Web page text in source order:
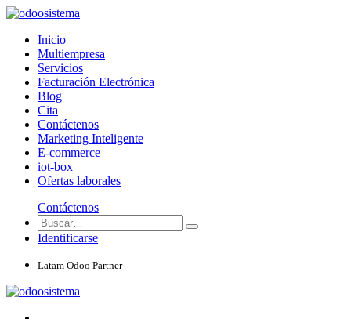
Inicio
Multiempresa
Servicios
Facturación Electrónica
Blog
Cita
Contáctenos
Marketing Inteligente
E-commerce
iot-box
Ofertas laborales
Contáctenos
Identificarse
Latam Odoo Partner